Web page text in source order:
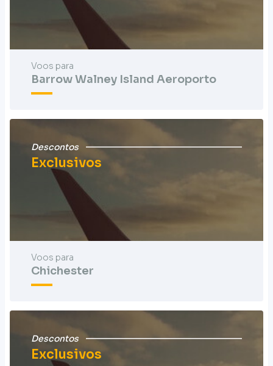
Voos para
Barrow Walney Island Aeroporto
Descontos
Exclusivos
Voos para
Chichester
Descontos
Exclusivos